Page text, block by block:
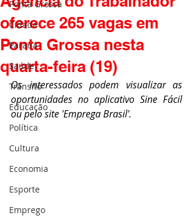
Ponta Grossa
Cidade
Paraná
Saúde
Trânsito
Educação
Política
Cultura
Economia
Esporte
Emprego
oferece 265 vagas em
Ponta Grossa nesta
quarta-feira (19)
Os interessados podem visualizar as
oportunidades no aplicativo Sine Fácil
ou pelo site 'Emprega Brasil'.